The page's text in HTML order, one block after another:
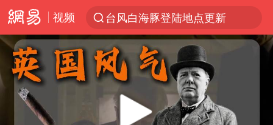
视频
台风白海豚登陆地点更新
以“新”破局 首发经济点亮城市消费活力
台风白海豚进入48小时警戒线